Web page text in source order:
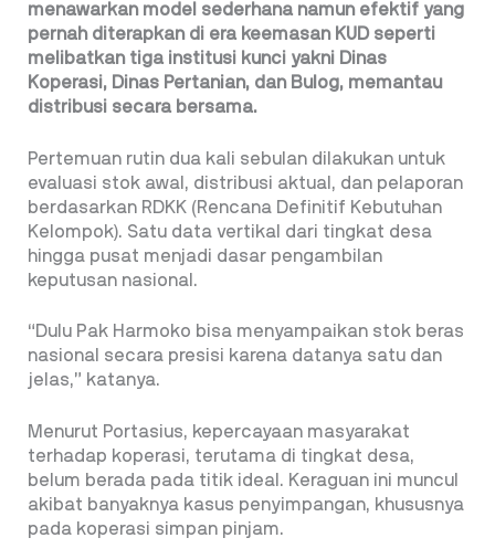
menawarkan model sederhana namun efektif yang
pernah diterapkan di era keemasan KUD seperti
melibatkan tiga institusi kunci yakni Dinas
Koperasi, Dinas Pertanian, dan Bulog, memantau
distribusi secara bersama.
Pertemuan rutin dua kali sebulan dilakukan untuk
evaluasi stok awal, distribusi aktual, dan pelaporan
berdasarkan RDKK (Rencana Definitif Kebutuhan
Kelompok). Satu data vertikal dari tingkat desa
hingga pusat menjadi dasar pengambilan
keputusan nasional.
“Dulu Pak Harmoko bisa menyampaikan stok beras
nasional secara presisi karena datanya satu dan
jelas,” katanya.
Menurut Portasius, kepercayaan masyarakat
terhadap koperasi, terutama di tingkat desa,
belum berada pada titik ideal. Keraguan ini muncul
akibat banyaknya kasus penyimpangan, khususnya
pada koperasi simpan pinjam.